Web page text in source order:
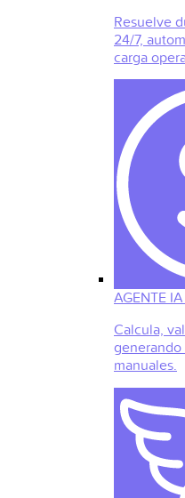
Resuelve
24/7,
carga
AGENTE
Calcula,
generando
manuales.